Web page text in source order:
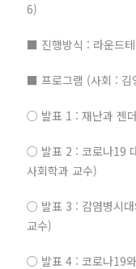
6)
■ 진행방식 : 라운드
■ 프로그램 (사회 : 김
○ 발표 1 : 재난과 젠
○ 발표 2 : 코로나19
사회학과 교수)
○ 발표 3 : 감염병시대
교수)
○ 발표 4 : 코로나19